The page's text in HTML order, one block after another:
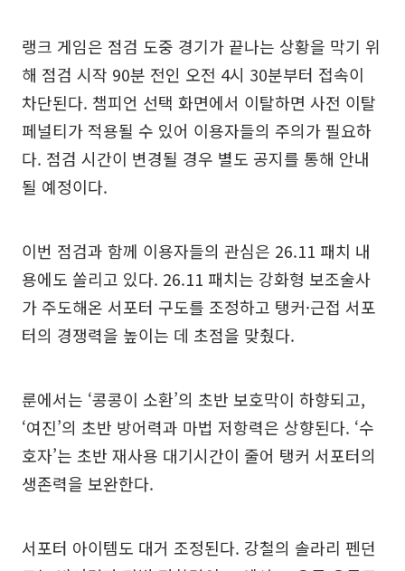
랭크 게임은 점검 도중 경기가 끝나는 상황을 막기 위
해 점검 시작 90분 전인 오전 4시 30분부터 접속이
차단된다. 챔피언 선택 화면에서 이탈하면 사전 이탈
페널티가 적용될 수 있어 이용자들의 주의가 필요하
다. 점검 시간이 변경될 경우 별도 공지를 통해 안내
될 예정이다.
이번 점검과 함께 이용자들의 관심은 26.11 패치 내
용에도 쏠리고 있다. 26.11 패치는 강화형 보조술사
가 주도해온 서포터 구도를 조정하고 탱커·근접 서포
터의 경쟁력을 높이는 데 초점을 맞췄다.
룬에서는 ‘콩콩이 소환’의 초반 보호막이 하향되고,
‘여진’의 초반 방어력과 마법 저항력은 상향된다. ‘수
호자’는 초반 재사용 대기시간이 줄어 탱커 서포터의
생존력을 보완한다.
서포터 아이템도 대거 조정된다. 강철의 솔라리 펜던